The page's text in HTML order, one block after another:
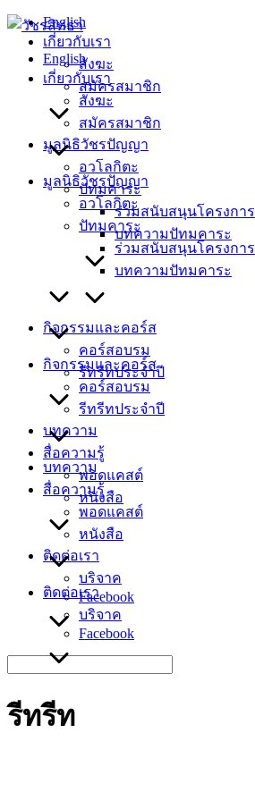
Skip
contentEnglish
เกี่ยวกับเรา
สังฆะ
สมัครสมาชิก
มูลนิธิวัชรปัญญา
อวโลกิตะ
ปัทมคาระ
ร่วมสนับสนุนโครงการ
บทความปัทมคาระ
กิจกรรมและคอร์ส
คอร์สอบรม
รีทรีทประจำปี
บทความ
สื่อความรู้
พอดแคสต์
หนังสือ
ติดต่อเรา
บริจาค
Facebook
English
เกี่ยวกับเรา
สังฆะ
สมัครสมาชิก
มูลนิธิวัชรปัญญา
อวโลกิตะ
ปัทมคาระ
ร่วมสนับสนุนโครงการ
บทความปัทมคาระ
กิจกรรมและคอร์ส
คอร์สอบรม
รีทรีทประจำปี
บทความ
สื่อความรู้
พอดแคสต์
หนังสือ
ติดต่อเรา
บริจาค
Facebook
for:
รีทรีท